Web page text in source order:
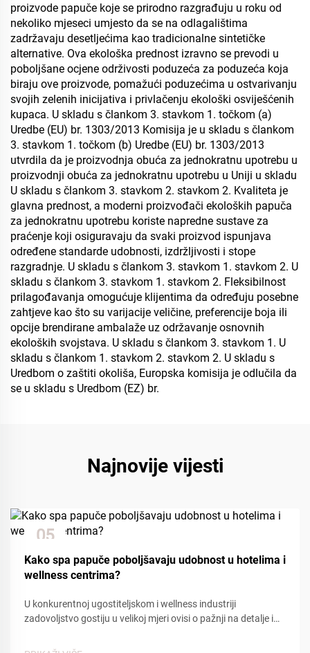
proizvode papuče koje se prirodno razgrađuju u roku od
nekoliko mjeseci umjesto da se na odlagalištima
zadržavaju desetljećima kao tradicionalne sintetičke
alternative. Ova ekološka prednost izravno se prevodi u
poboljšane ocjene održivosti poduzeća za poduzeća koja
biraju ove proizvode, pomažući poduzećima u ostvarivanju
svojih zelenih inicijativa i privlačenju ekološki osviješćenih
kupaca. U skladu s člankom 3. stavkom 1. točkom (a)
Uredbe (EU) br. 1303/2013 Komisija je u skladu s člankom
3. stavkom 1. točkom (b) Uredbe (EU) br. 1303/2013
utvrdila da je proizvodnja obuća za jednokratnu upotrebu u
proizvodnji obuća za jednokratnu upotrebu u Uniji u skladu
U skladu s člankom 3. stavkom 2. stavkom 2. Kvaliteta je
glavna prednost, a moderni proizvođači ekoloških papuča
za jednokratnu upotrebu koriste napredne sustave za
praćenje koji osiguravaju da svaki proizvod ispunjava
određene standarde udobnosti, izdržljivosti i stope
razgradnje. U skladu s člankom 3. stavkom 1. stavkom 2. U
skladu s člankom 3. stavkom 1. stavkom 2. Fleksibilnost
prilagođavanja omogućuje klijentima da određuju posebne
zahtjeve kao što su varijacije veličine, preferencije boja ili
opcije brendirane ambalaže uz održavanje osnovnih
ekoloških svojstava. U skladu s člankom 3. stavkom 1. U
skladu s člankom 1. stavkom 2. stavkom 2. U skladu s
Uredbom o zaštiti okoliša, Europska komisija je odlučila da
se u skladu s Uredbom (EZ) br.
Najnovije vijesti
05
Dec
Kako spa papuče poboljšavaju udobnost u hotelima i
wellness centrima?
U konkurentnoj ugostiteljskom i wellness industriji
zadovoljstvo gostiju u velikoj mjeri ovisi o pažnji na detalje i
na iskustvo gostiju, spa papuče igraju ključnu ulogu u